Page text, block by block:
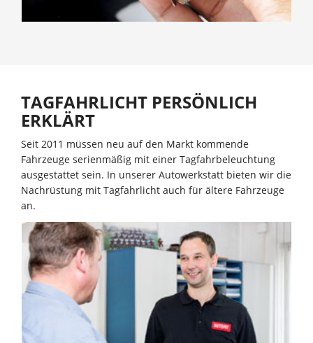
TAGFAHRLICHT PERSÖNLICH
ERKLÄRT
Seit 2011 müssen neu auf den Markt kommende
Fahrzeuge serienmäßig mit einer Tagfahrbeleuchtung
ausgestattet sein. In unserer Autowerkstatt bieten wir die
Nachrüstung mit Tagfahrlicht auch für ältere Fahrzeuge
an.